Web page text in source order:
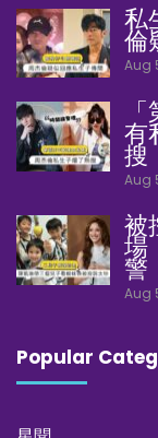
私
倫
Aug
有
搜
Aug
被
場
警
Aug
Popular